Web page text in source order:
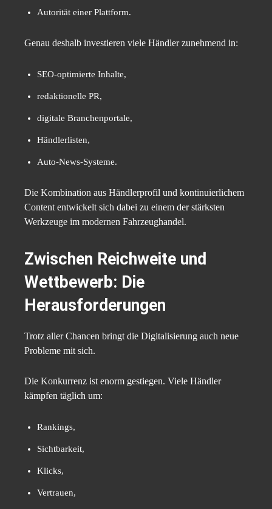
Autorität einer Plattform.
Genau deshalb investieren viele Händler zunehmend in:
SEO-optimierte Inhalte,
redaktionelle PR,
digitale Branchenportale,
Händlerlisten,
Auto-News-Systeme.
Die Kombination aus Händlerprofil und kontinuierlichem
Content entwickelt sich dabei zu einem der stärksten
Werkzeuge im modernen Fahrzeughandel.
Zwischen Reichweite und
Wettbewerb: Die
Herausforderungen
Trotz aller Chancen bringt die Digitalisierung auch neue
Probleme mit sich.
Die Konkurrenz ist enorm gestiegen. Viele Händler
kämpfen täglich um:
Rankings,
Sichtbarkeit,
Klicks,
Vertrauen,